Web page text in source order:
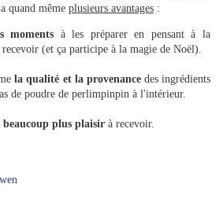
quand même plusieurs avantages :
moments à les préparer en pensant à la
recevoir (et ça participe à la magie de Noël).
la qualité et la provenancedes ingrédients
de poudre de perlimpinpin à l'intérieur.
beaucoup plus plaisir à recevoir.